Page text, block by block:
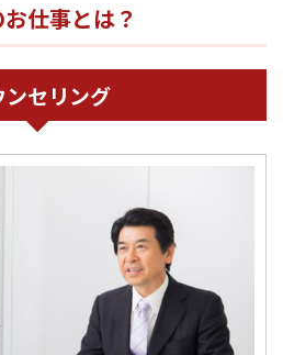
仕事とは？
ンセリング